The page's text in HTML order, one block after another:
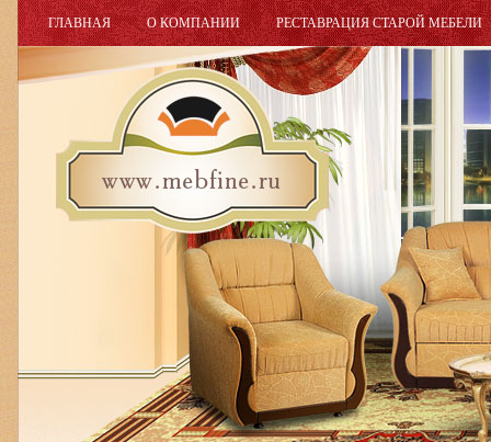
ГЛАВНАЯ О КОМПАНИИ РЕСТАВРАЦИЯ СТАРОЙ МЕБЕЛИ